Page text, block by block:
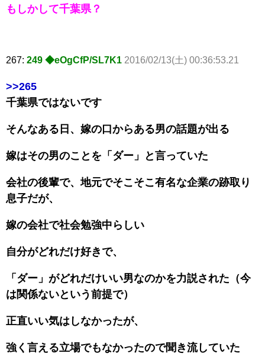
もしかして千葉県？
267: 249 ◆eOgCfP/SL7K1 2016/02/13(土) 00:36:53.21
>>265
千葉県ではないです
そんなある日、嫁の口からある男の話題が出る
嫁はその男のことを「ダー」と言っていた
会社の後輩で、地元でそこそこ有名な企業の跡取り
息子だが、
嫁の会社で社会勉強中らしい
自分がどれだけ好きで、
「ダー」がどれだけいい男なのかを力説された（今
は関係ないという前提で）
正直いい気はしなかったが、
強く言える立場でもなかったので聞き流していた